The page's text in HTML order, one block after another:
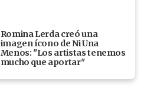
Romina Lerda creó una
imagen ícono de Ni Una
Menos: "Los artistas tenemos
mucho que aportar"